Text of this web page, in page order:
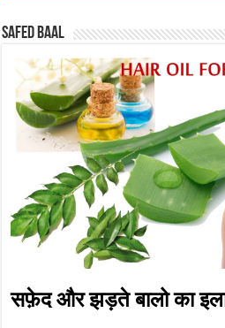
Safed baal
सफ़ेद और झड़ते बालो का